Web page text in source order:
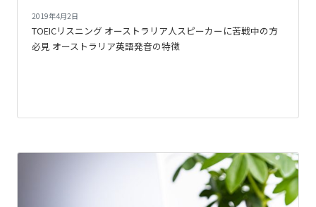
2019年4月2日
TOEICリスニング オーストラリア人スピーカーに苦戦中の方
必見 オーストラリア英語発音の特徴